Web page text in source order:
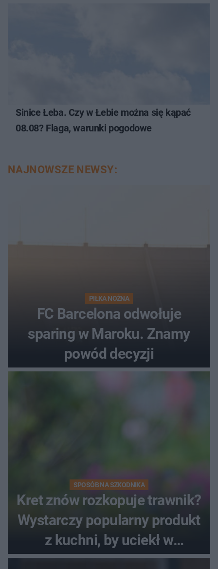
Sinice Łeba. Czy w Łebie można się kąpać
08.08? Flaga, warunki pogodowe
NAJNOWSZE NEWSY:
PIŁKA NOŻNA
FC Barcelona odwołuje
sparing w Maroku. Znamy
powód decyzji
SPOSÓB NA SZKODNIKA
Kret znów rozkopuje trawnik?
Wystarczy popularny produkt
z kuchni, by uciekł w
popłochu